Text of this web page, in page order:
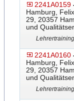
2241A0159
Hamburg,
29, 20357
und
2241A0160
Hamburg,
29, 20357
und